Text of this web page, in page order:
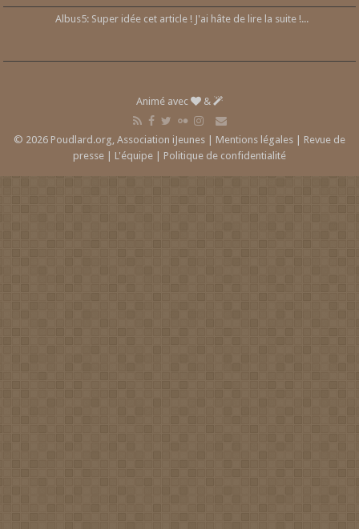
Albus5: Super idée cet article ! J'ai hâte de lire la suite !...
Animé avec &
© 2026 Poudlard.org, Association iJeunes | Mentions légales
Revue de
presse
L'équipe Politique de confidentialité